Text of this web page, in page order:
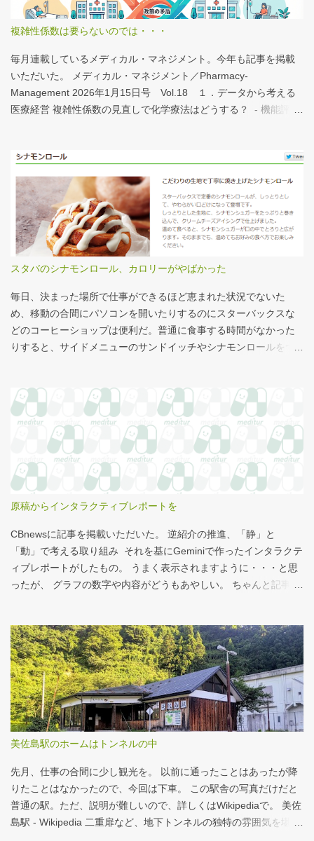
が、上のグラフのような情報が頭に入っていると、比較整理しや
する。立派な建物がある。武蔵国府の国司館（こくしのたち）を
復元したものだ。写真だけでは、大きさが分かりづらいはずだ。
今月訪れた武蔵国府跡 実際には10分の1サイズの模型なので、そ
れほど大きくない。人が一緒に写っている新聞記事（ （まちの記
憶）武蔵国府跡 東京都府中市：朝日新聞デジタル ）を見れば、
い。平均値で見ても情報は十分でないかもしれない。しかし、ヒ
ストグラムなどをあわせて見れば、相対的なポジションが分かり
やすい。朝日新聞の記事は、人が一緒に写っているので大きさを
把握しやすい。 そういえば、大きさ比較でタバコの箱を横に並べ
るのって、最近見かけないなぁ・・・。このご時世、タバコはNG
なのか？？
複雑性係数は要らないのでは・・・
毎月連載しているメディカル・マネジメント。今年も記事を掲載
いただいた。 メディカル・マネジメント／Pharmacy-
Management 2026年1月15日号 Vol.18 １．データから考える
医療経営 複雑性係数の見直しで化学療法はどうする？ - 機能評価
は微妙だ・・・と言い続けて10数年、ようやく見直されるよう
だ。ただ、その見直し内容も微妙では？？？というのが記事の主
旨。 AIにまとめさせるとこんな感じ。 日頃、各方面から「話が長
い」と言われているので、自分が話すよりAIが話した方がよいと
言われるのは時間の問題だろう。
スタバのシナモンロール、カロリーがやばかった
毎日、決まった場所で仕事ができるほど恵まれた状況でないた
め、移動の合間にパソコンを開いたりするのにスターバックスな
どのコーヒーショップは便利だ。普通に食事する時間がなかった
りすると、サイドメニューのサンドイッチやシナモンロールをつ
気になっていた。お腹の肉がだいぶたるんできたのは、こいつの
せいもあるのではないかと。 シナモンロール 556kcal 出所：
http://www.starbucks.co.jp/allergy/pdf/allergen-food.pdf 調べてビ
ビった。これはまずい。下手な食事以上のカロリーだ。 この
556kcalがどのくらいヤバイのか、スターバックス以上に良く行く
マクドナルドで考えてみる。（ちなみにマクドナルドは食事目的
とカロリーがほぼ同じもの（530kcal～580kcal）を次のマクドナ
ルド商品から２つ選んでください ハンバーガー ビッグマック ダブ
ルクォーターパウンダー・チーズ フィレオフィッシュ てりやきマ
ックバーガー マックフライポテト（S) マックフライポテト（M)
マックフライポテト（L) 正解は続きで。
原稿からインタラクティブレポートを
CBnewsに記事を掲載いただいた。 逆紹介の推進、「静」と
「動」で考える取り組み それを基にGeminiで作ったインタラクテ
ィブレポートがしたもの。 うまく表示されますように・・・と思
ったが、 グラフの数字や内容がどうもあやしい。 ちゃんと記事を
みの比較 患者の視点 解決策 なぜ「逆紹介」が重要なのか？ 医師
の働き方改革が進む中、大病院の外来負担軽減は喫緊の課題で
す。その鍵となるのが、地域の診療所へ患者を紹介する「逆紹
介」の推進です。しかし、その取り組みには大きな壁が存在しま
す。このレポートでは、データに基づき現状を分析し、未来への
道筋を探ります。 課題：大病院に集中する「再診」患者 紹介状の
く、外来機能の分化が進んでいない現状がうかがえます。これが
逆紹介推進の大きな背景となっています。 取り組...
美佐島駅のホームはトンネルの中
先月、仕事の合間に少し観光を。 以前に通ったことはあったが降
りたことはなかったので、今回は下車。 この駅舎の写真だけだと
普通の駅。ただ、説明が難しいので、詳しくはWikipediaで。 美佐
島駅 - Wikipedia 二重扉など、地下トンネルの独特の雰囲気を堪